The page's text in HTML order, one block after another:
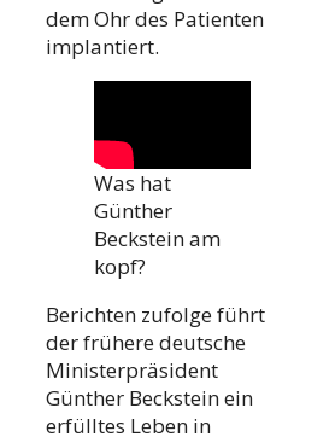
dem Ohr des Patienten
implantiert.
Was hat
Günther
Beckstein am
kopf?
Berichten zufolge führt
der frühere deutsche
Ministerpräsident
Günther Beckstein ein
erfülltes Leben in